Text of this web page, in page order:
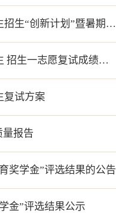
计划”暨暑期“夏令营”入营营员名单
生一志愿复试成绩公示
复试方案
量报告
奖学金”评选结果的公告
金”评选结果公示